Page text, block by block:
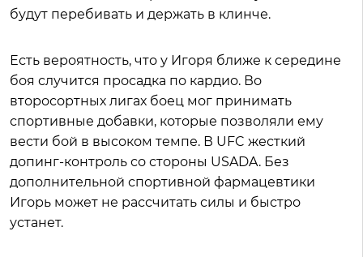
будут перебивать и держать в клинче.
Есть вероятность, что у Игоря ближе к середине
боя случится просадка по кардио. Во
второсортных лигах боец мог принимать
спортивные добавки, которые позволяли ему
вести бой в высоком темпе. В UFC жесткий
допинг-контроль со стороны USADA. Без
дополнительной спортивной фармацевтики
Игорь может не рассчитать силы и быстро
устанет.